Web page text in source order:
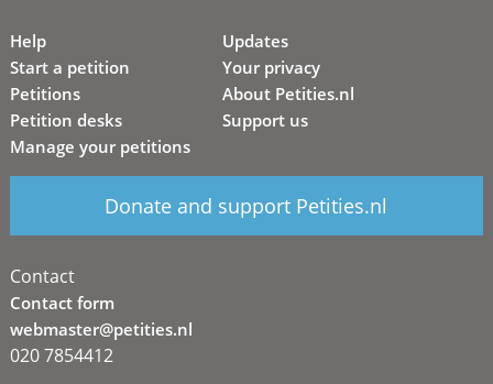
Help
Start a petition
Petitions
Petition desks
Manage your petitions
Updates
Your privacy
About Petities.nl
Support us
Donate and support Petities.nl
Contact
Contact form
webmaster@petities.nl
020 7854412